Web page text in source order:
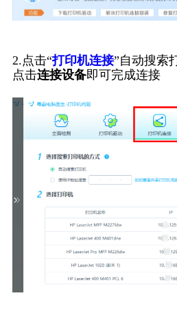
2.点击“打印机连接”自动搜索
点击连接设备即可完成连接